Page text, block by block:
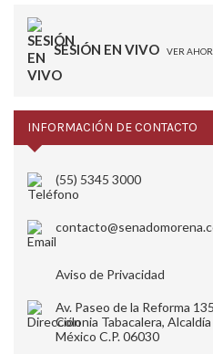
SESIÓN EN VIVO VER
INFORMACIÓN DE CONTACTO
(55) 5345 3000
Aviso de Privacidad
Av. Paseo de la Reforma
Colonia Tabacalera,
México C.P. 06030